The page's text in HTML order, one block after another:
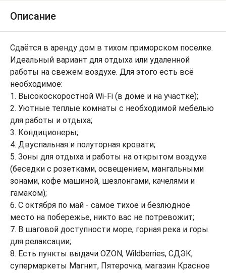
Описание
Сдаётся в аренду дом в тихом приморском поселке.
Идеальный вариант для отдыха или удаленной
работы на свежем воздухе. Для этого есть всё
необходимое:
1. Высокоскоростной Wi-Fi (в доме и на участке);
2. Уютные теплые комнаты с необходимой мебелью
для работы и отдыха;
3. Кондиционеры;
4. Двуспальная и полуторная кровати;
5. Зоны для отдыха и работы на открытом воздухе
(беседки с розетками, освещением, мангальными
зонами, кофе машиной, шезлонгами, качелями и
гамаком);
6. С октября по май - самое тихое и безлюдное
место на побережье, никто вас не потревожит;
7. В шаговой доступности море, горная река и горы
для релаксации;
8. Есть пункты выдачи OZON, Wildberries, СДЭК,
супермаркеты Магнит, Пятерочка, магазин Красное